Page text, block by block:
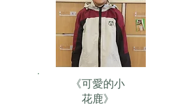
《可愛的小
花鹿》